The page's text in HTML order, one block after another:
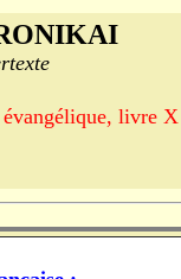
évangélique, livre X